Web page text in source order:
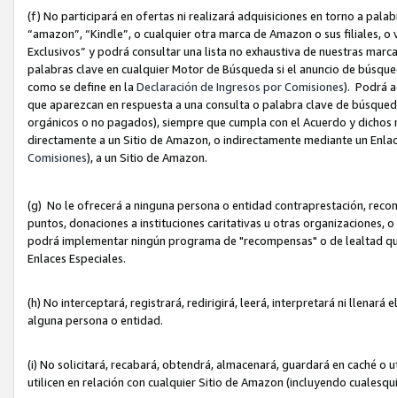
(f) No participará en ofertas ni realizará adquisiciones en torno a
“amazon”, “Kindle”, o cualquier otra marca de Amazon o sus filiales,
Exclusivos” y podrá consultar una lista no exhaustiva de nuestras
palabras clave en cualquier Motor de Búsqueda si el anuncio de
como se define en la Declaración de Ingresos por Comisiones). Podrá
que aparezcan en respuesta a una consulta o palabra clave de
orgánicos o no pagados), siempre que cumpla con el Acuerdo y
directamente a un Sitio de Amazon, o indirectamente mediante un
Comisiones), a un Sitio de Amazon.
(g) No le ofrecerá a ninguna persona o entidad contraprestación,
puntos, donaciones a instituciones caritativas u otras organizaciones,
podrá implementar ningún programa de "recompensas" o de lealtad
Enlaces Especiales.
(h) No interceptará, registrará, redirigirá, leerá, interpretará ni
alguna persona o entidad.
(i) No solicitará, recabará, obtendrá, almacenará, guardará en caché
utilicen en relación con cualquier Sitio de Amazon (incluyendo